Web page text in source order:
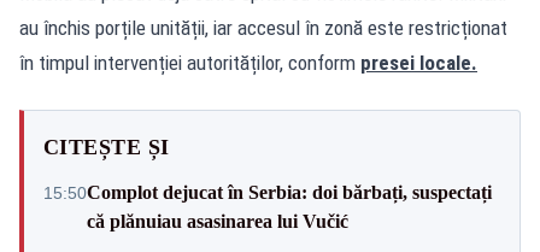
au închis porțile unității, iar accesul în zonă este restricționat
în timpul intervenției autorităților, conform presei locale.
CITEȘTE ȘI
15:50Complot dejucat în Serbia: doi bărbați, suspectați
că plănuiau asasinarea lui Vučić